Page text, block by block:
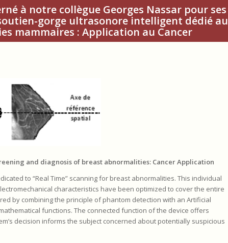
à notre collègue Georges Nassar pour ses
gorge ultrasonore intelligent dédié au
mammaires : Application au Cancer
and diagnosis of breast abnormalities: Cancer Application
to “Real Time” scanning for breast abnormalities. This individual
characteristics have been optimized to cover the entire
by combining the principle of phantom detection with an Artificial
functions. The connected function of the device offers
decision informs the subject concerned about potentially suspicious